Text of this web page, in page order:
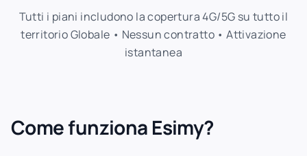
Tutti i piani includono la copertura 4G/5G su tutto il
territorio Globale • Nessun contratto • Attivazione
istantanea
Come funziona Esimy?